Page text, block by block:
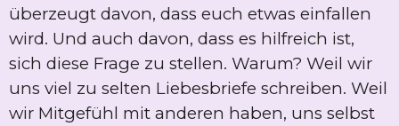
überzeugt davon, dass euch etwas einfallen
wird. Und auch davon, dass es hilfreich ist,
sich diese Frage zu stellen. Warum? Weil wir
uns viel zu selten Liebesbriefe schreiben. Weil
wir Mitgefühl mit anderen haben, uns selbst